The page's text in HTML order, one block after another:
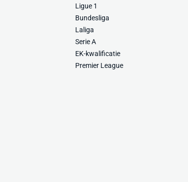
Ligue 1
Bundesliga
Laliga
Serie A
EK-kwalificatie
Premier League